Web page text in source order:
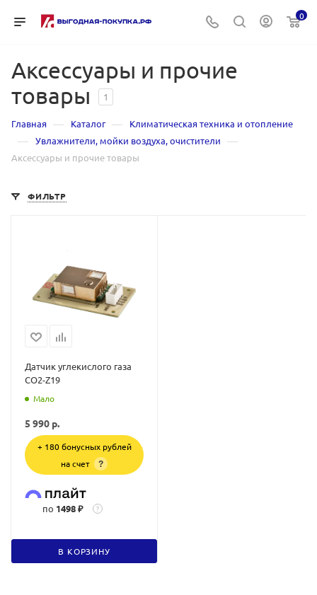
0
Аксессуары и прочие
товары
1
Главная — Каталог — Климатическая техника и отопление
— Увлажнители, мойки воздуха, очистители —
Аксессуары и прочие товары
ФИЛЬТР
Датчик углекислого газа
CO2-Z19
Мало
5 990 р.
+ 180 бонусных рублей
на счет
?
по 1498 ₽ ?
В КОРЗИНУ